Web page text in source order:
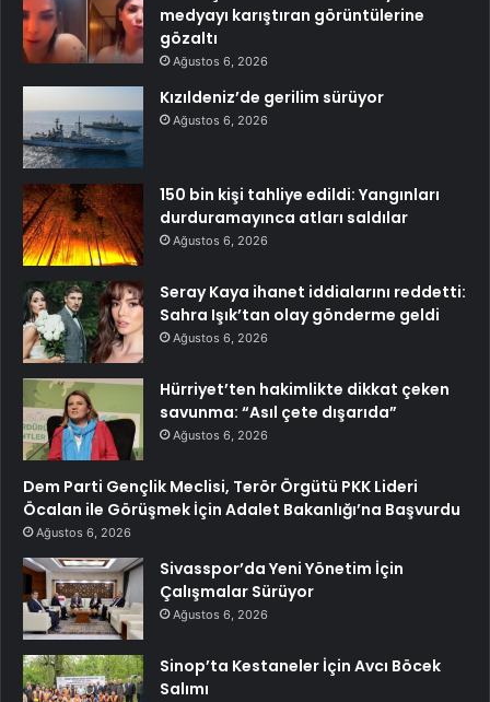
medyayı karıştıran görüntülerine
gözaltı
Ağustos 6, 2026
Kızıldeniz’de gerilim sürüyor
Ağustos 6, 2026
150 bin kişi tahliye edildi: Yangınları
durduramayınca atları saldılar
Ağustos 6, 2026
Seray Kaya ihanet iddialarını reddetti:
Sahra Işık’tan olay gönderme geldi
Ağustos 6, 2026
Hürriyet’ten hakimlikte dikkat çeken
savunma: “Asıl çete dışarıda”
Ağustos 6, 2026
Dem Parti Gençlik Meclisi, Terör Örgütü PKK Lideri
Öcalan ile Görüşmek İçin Adalet Bakanlığı’na Başvurdu
Ağustos 6, 2026
Sivasspor’da Yeni Yönetim İçin
Çalışmalar Sürüyor
Ağustos 6, 2026
Sinop’ta Kestaneler İçin Avcı Böcek
Salımı